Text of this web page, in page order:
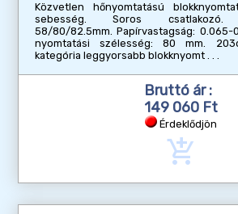
Közvetlen hőnyomtatású
sebesség. Soros csatlakozó.
58/80/82.5mm. Papírvastagság: 0.065-
nyomtatási szélesség: 80 mm.
kategória leggyorsabb blokknyomt
Bruttó ár :
149 060 Ft
Érdeklődjön
add_shopping_cart